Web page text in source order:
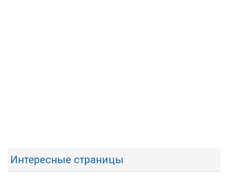
Интересные страницы